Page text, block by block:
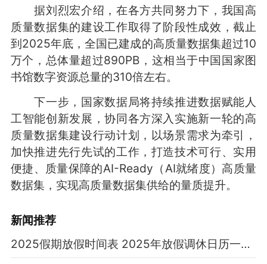
据刘烈宏介绍，在各方共同努力下，我国高
质量数据集的建设工作取得了阶段性成效，截止
到2025年底，全国已建成的高质量数据集超过10
万个，总体量超过890PB，这相当于中国国家图
书馆数字资源总量的310倍左右。
下一步，国家数据局将持续推进数据赋能人
工智能创新发展，协同各方深入实施新一轮的高
质量数据集建设行动计划，以场景需求为牵引，
加快推进先行先试的工作，打造技术可行、实用
便捷、质量保障的AI-Ready（AI就绪度）高质量
数据集，实现高质量数据集供给的量质提升。
新闻推荐
2025假期放假时间表 2025年放假调休日历一览表